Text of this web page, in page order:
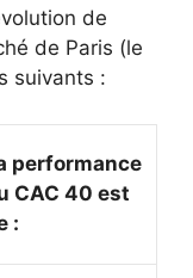
de
de Paris (le
suivants :
performance
CAC 40 est
: